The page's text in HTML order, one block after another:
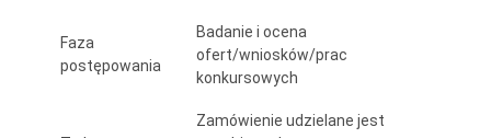
Jelcza-
Faza
postępowania
Badanie i ocena
ofert/wniosków/prac
konkursowych
Zamówienie udzielane jest